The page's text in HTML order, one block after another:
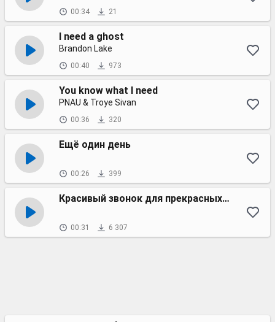
00:34 21
I need a ghost
Brandon Lake
00:40 973
You know what I need
PNAU & Troye Sivan
00:36 320
Ещё один день
00:26 399
Красивый звонок для прекрасных людей
00:31 6 307